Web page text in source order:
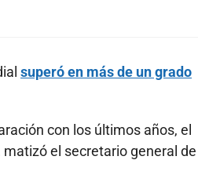
superó en más de un grado
con los últimos años, el
el secretario general de